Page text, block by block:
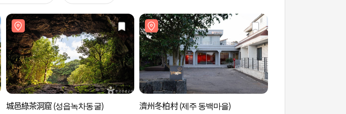
城邑綠茶洞窟 (성읍녹차동굴) 濟州冬柏村 (제주 동백마을)